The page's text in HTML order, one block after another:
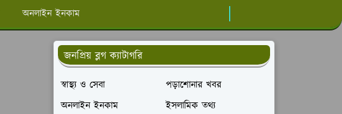
অনলাইন ইনকাম
জনপ্রিয় ব্লগ ক্যাটাগরি
স্বাস্থ্য ও সেবা
পড়াশোনার খবর
অনলাইন ইনকাম
ইসলামিক তথ্য